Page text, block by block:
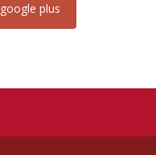
google plus